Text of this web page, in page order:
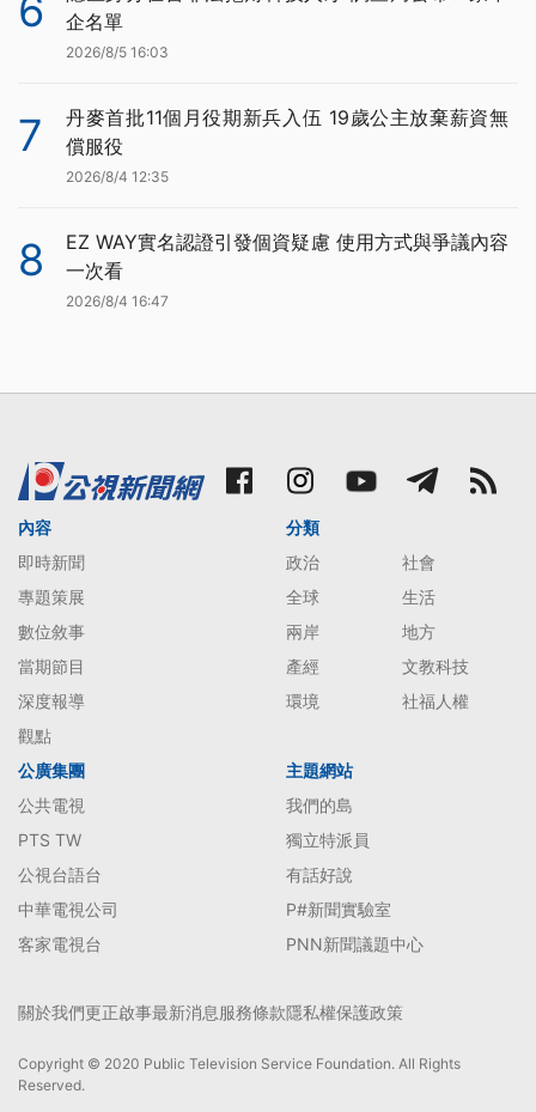
6
企名單
2026/8/5 16:03
7
丹麥首批11個月役期新兵入伍 19歲公主放棄薪資無
償服役
2026/8/4 12:35
8
EZ WAY實名認證引發個資疑慮 使用方式與爭議內容
一次看
2026/8/4 16:47
內容
即時新聞
專題策展
數位敘事
當期節目
深度報導
觀點
分類
政治
社會
全球
生活
兩岸
地方
產經
文教科技
環境
社福人權
公廣集團
公共電視
PTS TW
公視台語台
中華電視公司
客家電視台
主題網站
我們的島
獨立特派員
有話好說
P#新聞實驗室
PNN新聞議題中心
關於我們更正啟事最新消息服務條款隱私權保護政策
Copyright © 2020 Public Television Service Foundation. All Rights
Reserved.